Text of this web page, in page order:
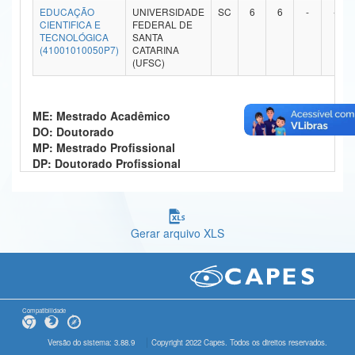
Ministério da Ciência, Tecnologia, Inovações e Comunicações
Ministério do Meio Ambiente
Ministério do Desenvolvimento Regional
Controladoria-Geral da União
EDUCAÇÃO
CIENTIFICA E
TECNOLÓGICA
(41001010050P7)
UNIVERSIDADE
FEDERAL DE
SANTA
CATARINA
(UFSC)
SC 6 6 - -
ME: Mestrado Acadêmico
DO: Doutorado
MP: Mestrado Profissional
DP: Doutorado Profissional
Gerar arquivo XLS
Compatibilidade
Versão do sistema: 3.88.9 Copyright 2022 Capes. Todos os direitos reservados.